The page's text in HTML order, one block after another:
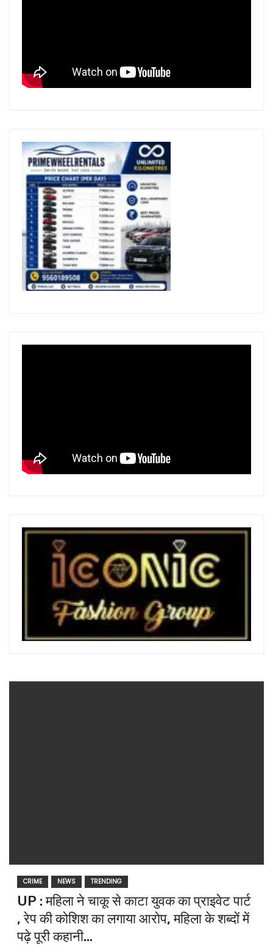
CRIME NEWS TRENDING
UP : महिला ने चाकू से काटा युवक का प्राइवेट पार्ट
, रेप की कोशिश का लगाया आरोप, महिला के शब्दों में
पढ़े पूरी कहानी…